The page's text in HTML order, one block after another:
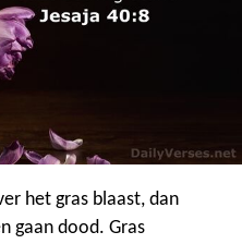
het gras blaast, dan
gaan dood. Gras